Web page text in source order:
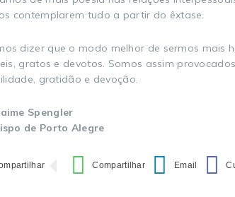
contemplarem tudo a partir do êxtase.
dizer que o modo melhor de sermos mais
gratos e devotos. Somos assim
gratidão e devoção.
Spengler
de Porto Alegre